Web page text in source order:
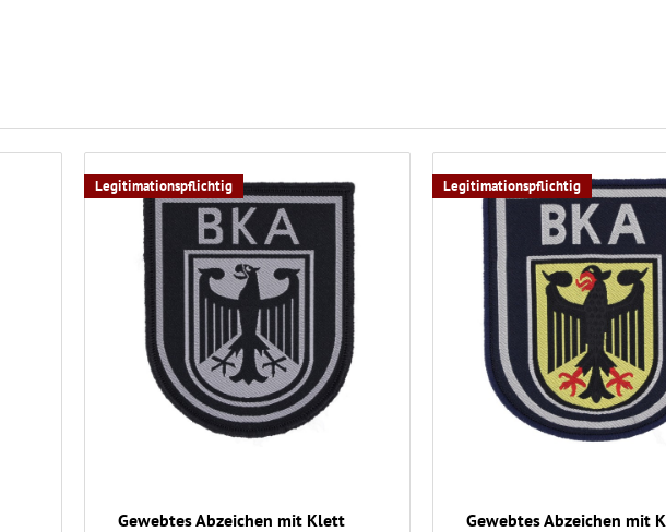
Legitimationspflichtig
Gewebtes Abzeichen mit Klett
Legitimationspflichtig
Gewebtes Abzeichen mit